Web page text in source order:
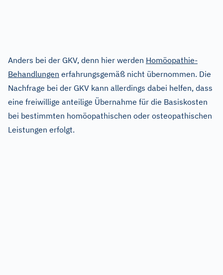
Anders bei der GKV, denn hier werden Homöopathie-
Behandlungen erfahrungsgemäß nicht übernommen. Die
Nachfrage bei der GKV kann allerdings dabei helfen, dass
eine freiwillige anteilige Übernahme für die Basiskosten
bei bestimmten homöopathischen oder osteopathischen
Leistungen erfolgt.